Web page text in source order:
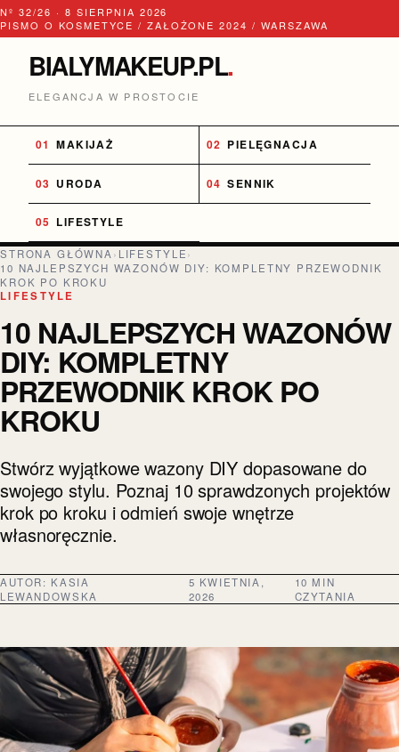
Nº 32/26 · 8 SIERPNIA 2026
PISMO O KOSMETYCE / ZAŁOŻONE 2024 / WARSZAWA
BIALYMAKEUP.PL.
ELEGANCJA W PROSTOCIE
MAKIJAŻ PIELĘGNACJA
URODA SENNIK
LIFESTYLE
STRONA GŁÓWNA› LIFESTYLE›
10 NAJLEPSZYCH WAZONÓW DIY: KOMPLETNY PRZEWODNIK
KROK PO KROKU
LIFESTYLE
10 NAJLEPSZYCH WAZONÓW
DIY: KOMPLETNY
PRZEWODNIK KROK PO
KROKU
Stwórz wyjątkowe wazony DIY dopasowane do
swojego stylu. Poznaj 10 sprawdzonych projektów
krok po kroku i odmień swoje wnętrze
własnoręcznie.
AUTOR: KASIA
LEWANDOWSKA
5 KWIETNIA,
2026
10 MIN
CZYTANIA